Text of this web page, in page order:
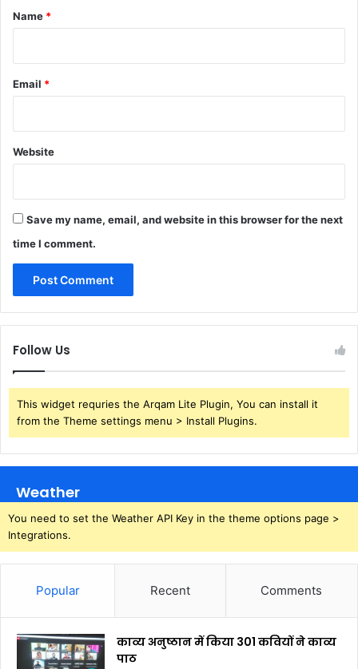
*
Name *
Email *
Website
Save my name, email, and website in this browser for the next
time I comment.
Follow Us
This widget requries the Arqam Lite Plugin, You can install it
from the Theme settings menu > Install Plugins.
Weather
You need to set the Weather API Key in the theme options page >
Integrations.
Popular Recent Comments
काव्य अनुष्ठान में किया 301 कवियों ने काव्य
पाठ